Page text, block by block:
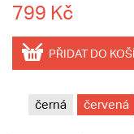
799 Kč
PŘIDAT DO
černá červená